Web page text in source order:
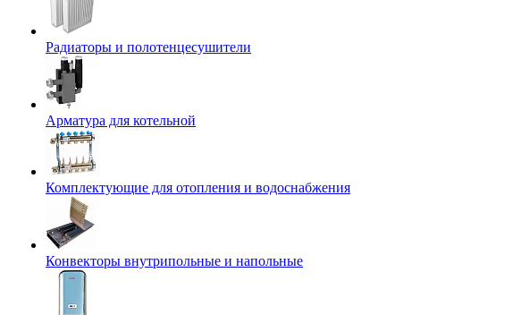
Радиаторы и полотенцесушители
Арматура для котельной
Комплектующие для отопления и водоснабжения
Конвекторы внутрипольные и напольные